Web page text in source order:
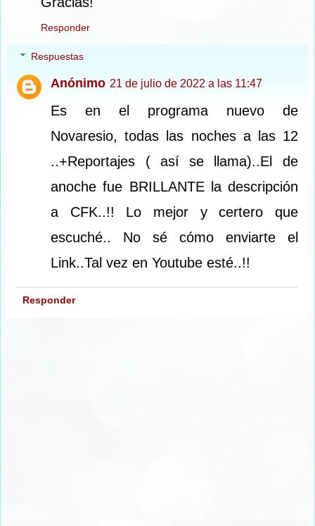
Responder
Respuestas
Anónimo 21 de julio de 2022 a las 11:47
Es en el programa nuevo de
Novaresio, todas las noches a las 12
..+Reportajes ( así se llama)..El de
anoche fue BRILLANTE la descripción
a CFK..!! Lo mejor y certero que
escuché.. No sé cómo enviarte el
Link..Tal vez en Youtube esté..!!
Responder